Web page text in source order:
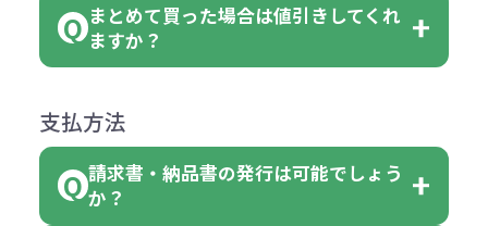
但し、ロゴなど名入れ印刷をされる
費用）
色指定できる商品に付きましては商
品詳細の購入の所で色が選べるよう
になっております。
クエアトート」を300個注文した場
クエアトート」は10個単位でしたら
色を指定出来るので、ピンクを100
個、ブルーを90個、イエローを110
●初期不良または不良品（破損、故
障）の場合
合
●名入れ、オリジナルの内容が異な
っていた場合
名入れありの場合の代金の計算方法
は下記の通りです。
計算例：
＜1色印刷の場合＞
（提供価格（商品代）+名入れ費用
まとめて買った場合は値引きしてくれ
ますか？
商品によりますが、お見積もりさせ
ていただきます。
見積もりサポートから個別でお問い
支払方法
請求書・納品書の発行は可能でしょう
か？